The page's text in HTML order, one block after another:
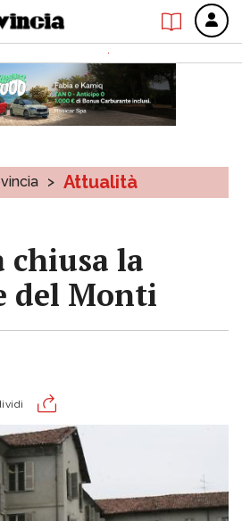
> Attualità
chiusa la
del Monti